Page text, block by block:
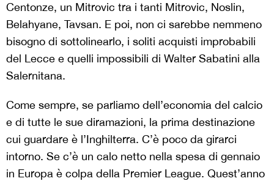
Centonze, un Mitrovic tra i tanti Mitrovic, Noslin,
Belahyane, Tavsan. E poi, non ci sarebbe nemmeno
bisogno di sottolinearlo, i soliti acquisti improbabili
del Lecce e quelli impossibili di Walter Sabatini alla
Salernitana.
Come sempre, se parliamo dell’economia del calcio
e di tutte le sue diramazioni, la prima destinazione
cui guardare è l’Inghilterra. C’è poco da girarci
intorno. Se c’è un calo netto nella spesa di gennaio
in Europa è colpa della Premier League. Quest’anno